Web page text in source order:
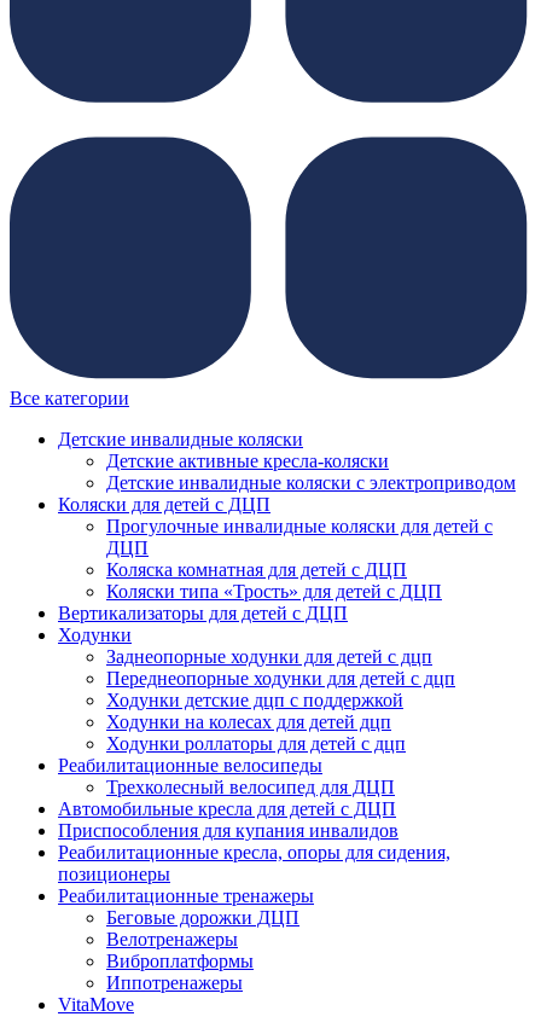
Все категории
Детские инвалидные коляски
Детские активные кресла-коляски
Детские инвалидные коляски с электроприводом
Коляски для детей с ДЦП
Прогулочные инвалидные коляски для детей с
ДЦП
Коляска комнатная для детей с ДЦП
Коляски типа «Трость» для детей с ДЦП
Вертикализаторы для детей с ДЦП
Ходунки
Заднеопорные ходунки для детей с дцп
Переднеопорные ходунки для детей с дцп
Ходунки детские дцп с поддержкой
Ходунки на колесах для детей дцп
Ходунки роллаторы для детей с дцп
Реабилитационные велосипеды
Трехколесный велосипед для ДЦП
Автомобильные кресла для детей с ДЦП
Приспособления для купания инвалидов
Реабилитационные кресла, опоры для сидения,
позиционеры
Реабилитационные тренажеры
Беговые дорожки ДЦП
Велотренажеры
Виброплатформы
Иппотренажеры
VitaMove